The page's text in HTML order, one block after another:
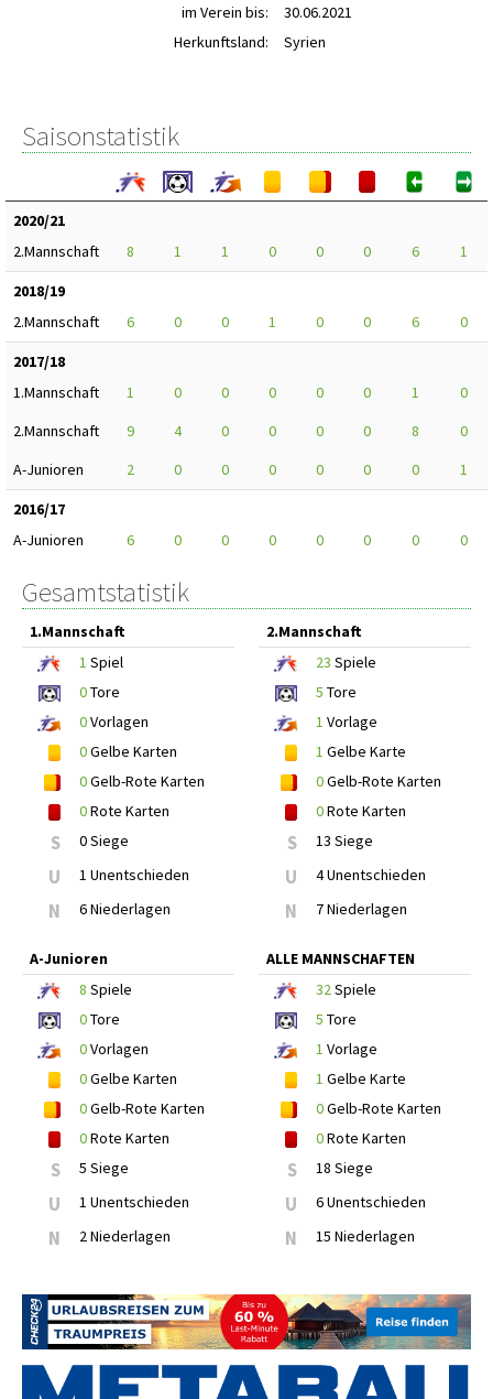
im Verein bis:
30.06.2021
Herkunftsland:
Syrien
Saisonstatistik
2020/21
2.Mannschaft
8 1 1 0 0 0 6
1
2018/19
2.Mannschaft
6 0 0 1 0 0 6
0
2017/18
1.Mannschaft
1 0 0 0 0 0 1
0
2.Mannschaft
9 4 0 0 0 0 8
0
A-Junioren
2 0 0 0 0 0 0
1
2016/17
A-Junioren
6 0 0 0 0 0 0 0
Gesamtstatistik
1.Mannschaft
1 Spiel
0Tore
0Vorlagen
0Gelbe Karten
0Gelb-Rote Karten
0Rote Karten
S 0 Siege
U 1 Unentschieden
N 6 Niederlagen
2.Mannschaft
23 Spiele
5 Tore
1 Vorlage
1 Gelbe Karte
0Gelb-Rote Karten
0Rote Karten
S 13 Siege
U 4 Unentschieden
N 7 Niederlagen
A-Junioren
8 Spiele
0Tore
0Vorlagen
0Gelbe Karten
0Gelb-Rote Karten
0Rote Karten
S 5 Siege
U 1 Unentschieden
N 2 Niederlagen
ALLE MANNSCHAFTEN
32Spiele
5 Tore
1 Vorlage
1 Gelbe Karte
0Gelb-Rote Karten
0Rote Karten
S 18 Siege
U 6 Unentschieden
N 15 Niederlagen